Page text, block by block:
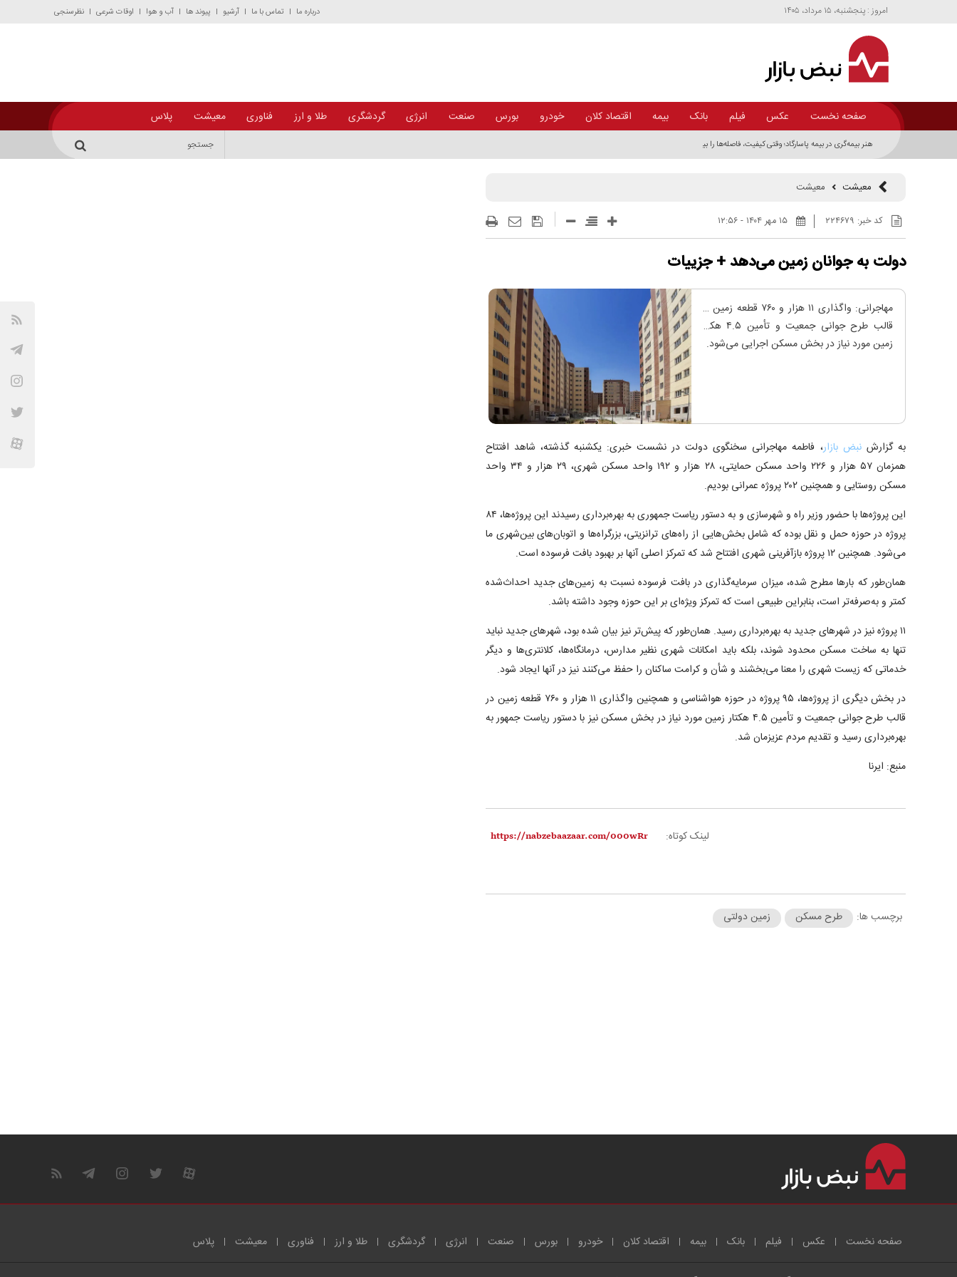
امروز : پنجشنبه، ۱۵ مرداد، ۱۴۰۵ درباره ما تماس با ما آرشیو پیوند ها آب و هوا اوقات شرعی نظرسنجی
صفحه نخست عکس فیلم بانک بیمه اقتصاد کلان خودرو بورس صنعت انرژی گردشگری طلا و ارز فناوری معیشت پلاس
هنر بیمه‌گری در بیمه پاسارگاد؛ وقتی کیفیت، فاصله‌ها را بیشتر می‌کند
معیشت معیشت
کد خبر: ۲۲۴۶۷۹ ۱۵ مهر ۱۴۰۴ - ۱۲:۵۶
دولت به جوانان زمین می‌دهد + جزییات
مهاجرانی: واگذاری ۱۱ هزار و ۷۶۰ قطعه زمین در
قالب طرح جوانی جمعیت و تأمین ۴.۵ هکتار
زمین مورد نیاز در بخش مسکن اجرایی می‌شود.
به گزارشنبض بازار، فاطمه مهاجرانی سخنگوی دولت در نشست خبری: یکشنبه گذشته، شاهد افتتاح
همزمان ۵۷ هزار و ۲۲۶ واحد مسکن حمایتی، ۲۸ هزار و ۱۹۲ واحد مسکن شهری، ۲۹ هزار و ۳۴ واحد
مسکن روستایی و همچنین ۲۰۲ پروژه عمرانی بودیم.
این پروژه‌ها با حضور وزیر راه و شهرسازی و به دستور ریاست جمهوری به بهره‌برداری رسیدند این پروژه‌ها، ۸۴
پروژه در حوزه حمل و نقل بوده که شامل بخش‌هایی از راه‌های ترانزیتی، بزرگراه‌ها و اتوبان‌های بین‌شهری ما
می‌شود. همچنین ۱۲ پروژه بازآفرینی شهری افتتاح شد که تمرکز اصلی آنها بر بهبود بافت فرسوده است.
همان‌طور که بار‌ها مطرح شده، میزان سرمایه‌گذاری در بافت فرسوده نسبت به زمین‌های جدید احداث‌شده
کمتر و به‌صرفه‌تر است، بنابراین طبیعی است که تمرکز ویژه‌ای بر این حوزه وجود داشته باشد.
۱۱ پروژه نیز در شهر‌های جدید به بهره‌برداری رسید. همان‌طور که پیش‌تر نیز بیان شده بود، شهر‌های جدید نباید
تنها به ساخت مسکن محدود شوند، بلکه باید امکانات شهری نظیر مدارس، درمانگاه‌ها، کلانتری‌ها و دیگر
خدماتی که زیست شهری را معنا می‌بخشند و شأن و کرامت ساکنان را حفظ می‌کنند نیز در آنها ایجاد شود.
در بخش دیگری از پروژه‌ها، ۹۵ پروژه در حوزه هواشناسی و همچنین واگذاری ۱۱ هزار و ۷۶۰ قطعه زمین در
قالب طرح جوانی جمعیت و تأمین ۴.۵ هکتار زمین مورد نیاز در بخش مسکن نیز با دستور ریاست جمهور به
بهره‌برداری رسید و تقدیم مردم عزیزمان شد.
منبع: ایرنا
لینک کوتاه:
برچسب ها: طرح مسکن زمین دولتی
صفحه نخست عکس فیلم بانک بیمه اقتصاد کلان خودرو بورس صنعت انرژی گردشگری طلا و ارز فناوری معیشت پلاس